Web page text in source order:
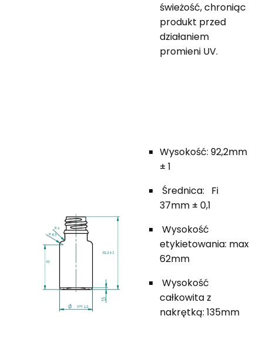
świeżość, chroniąc
produkt przed
działaniem
promieni UV.
Wysokość: 92,2mm
± 1
Średnica: Fi
37mm ± 0,1
Wysokość
etykietowania: max
62mm
Wysokość
całkowita z
nakrętką: 135mm